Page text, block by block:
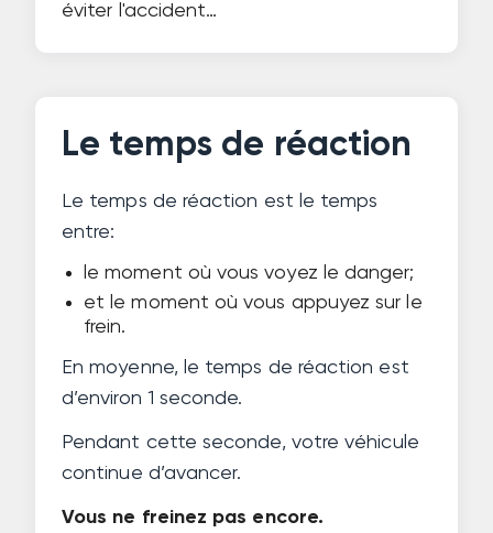
éviter l'accident…
Le temps de réaction
Le temps de réaction est le temps
entre:
le moment où vous voyez le danger;
et le moment où vous appuyez sur le
frein.
En moyenne, le temps de réaction est
d’environ 1 seconde.
Pendant cette seconde, votre véhicule
continue d’avancer.
Vous ne freinez pas encore.